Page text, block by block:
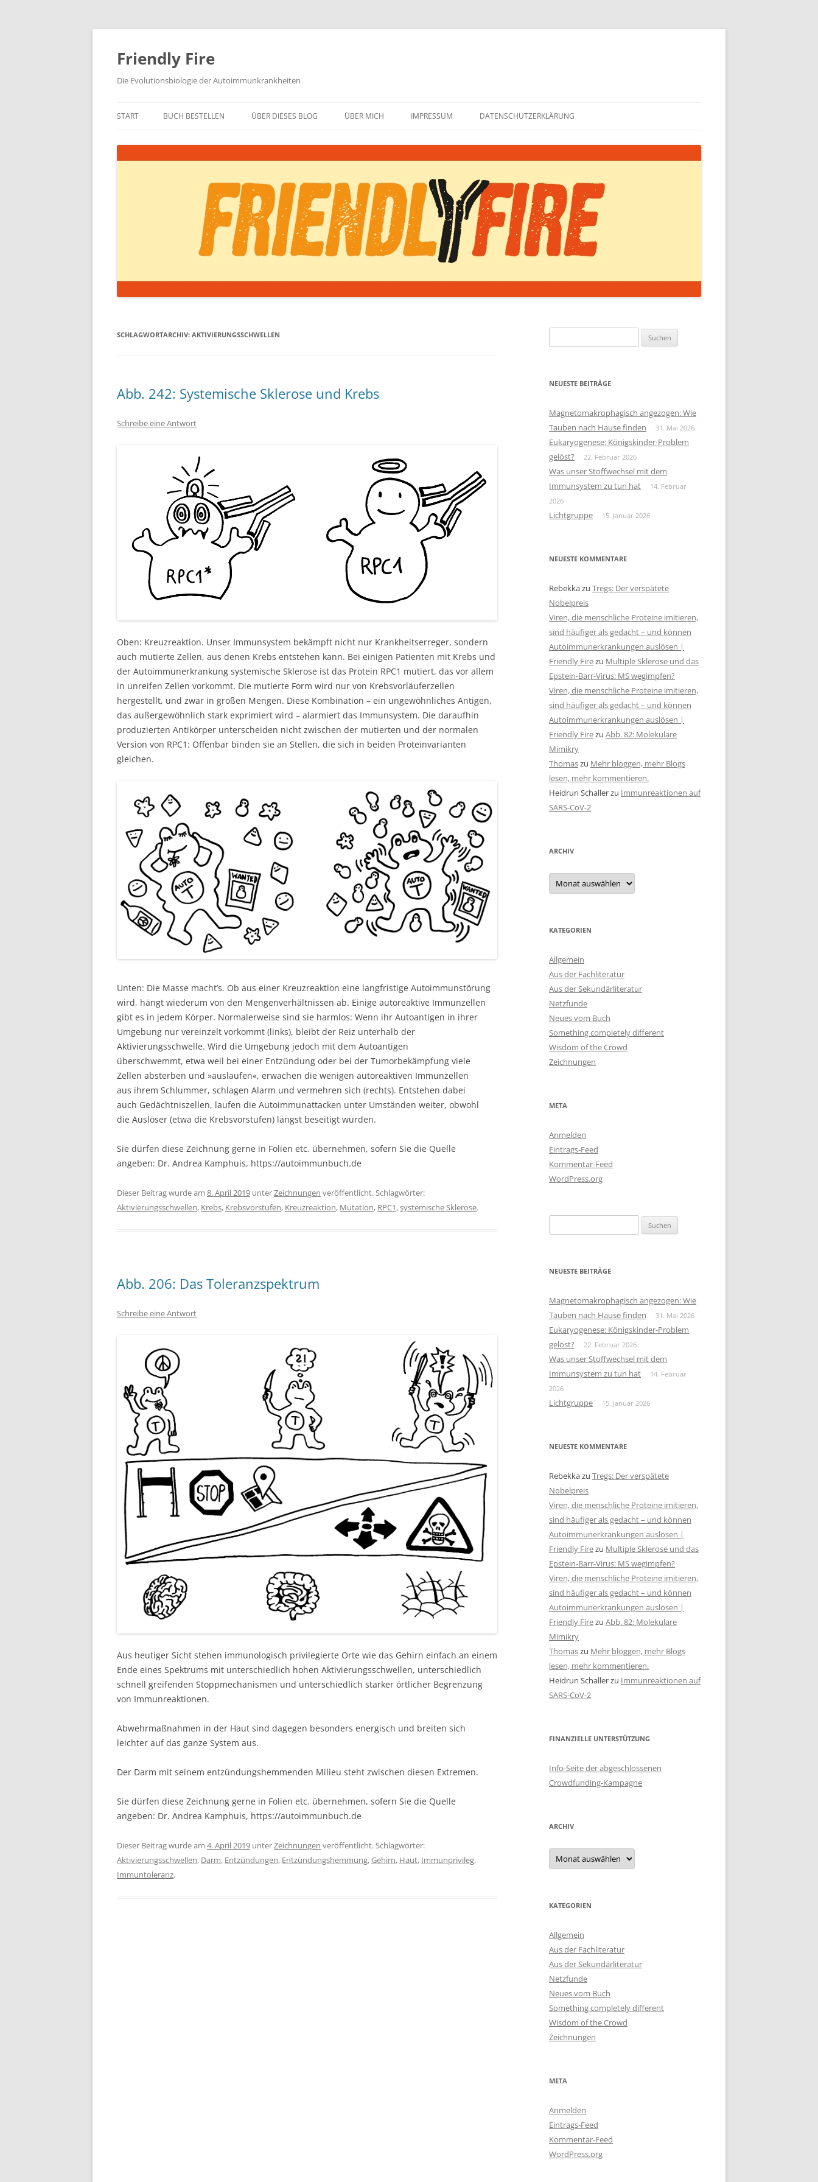
Zum
springen
Friendly Fire
Die Evolutionsbiologie der Autoimmunkrankheiten
START BUCH BESTELLEN ÜBER DIESES BLOG ÜBER MICH IMPRESSUM DATENSCHUTZERKLÄRUNG
SCHLAGWORTARCHIV: AKTIVIERUNGSSCHWELLEN
Abb. 242: Systemische Sklerose und Krebs
Schreibe eine Antwort
Oben: Kreuzreaktion. Unser Immunsystem bekämpft nicht nur Krankheitserreger, sondern
auch mutierte Zellen, aus denen Krebs entstehen kann. Bei einigen Patienten mit Krebs und
der Autoimmunerkrankung systemische Sklerose ist das Protein RPC1 mutiert, das vor allem
in unreifen Zellen vorkommt. Die mutierte Form wird nur von Krebsvorläuferzellen
hergestellt, und zwar in großen Mengen. Diese Kombination – ein ungewöhnliches Antigen,
das außergewöhnlich stark exprimiert wird – alarmiert das Immunsystem. Die daraufhin
produzierten Antikörper unterscheiden nicht zwischen der mutierten und der normalen
Version von RPC1: Offenbar binden sie an Stellen, die sich in beiden Proteinvarianten
gleichen.
Unten: Die Masse macht’s. Ob aus einer Kreuzreaktion eine langfristige Autoimmunstörung
wird, hängt wiederum von den Mengenverhältnissen ab. Einige autoreaktive Immunzellen
gibt es in jedem Körper. Normalerweise sind sie harmlos: Wenn ihr Autoantigen in ihrer
Umgebung nur vereinzelt vorkommt (links), bleibt der Reiz unterhalb der
Aktivierungsschwelle. Wird die Umgebung jedoch mit dem Autoantigen
überschwemmt, etwa weil bei einer Entzündung oder bei der Tumorbekämpfung viele
Zellen absterben und »auslaufen«, erwachen die wenigen autoreaktiven Immunzellen
aus ihrem Schlummer, schlagen Alarm und vermehren sich (rechts). Entstehen dabei
auch Gedächtniszellen, laufen die Autoimmunattacken unter Umständen weiter, obwohl
die Auslöser (etwa die Krebsvorstufen) längst beseitigt wurden.
Sie dürfen diese Zeichnung gerne in Folien etc. übernehmen, sofern Sie die Quelle
angeben: Dr. Andrea Kamphuis, https://autoimmunbuch.de
Dieser Beitrag wurde am 8. April 2019 unterZeichnungen veröffentlicht. Schlagwörter:
Aktivierungsschwellen, Krebs, Krebsvorstufen, Kreuzreaktion, Mutation, RPC1,systemische Sklerose.
Abb. 206: Das Toleranzspektrum
Schreibe eine Antwort
Aus heutiger Sicht stehen immunologisch privilegierte Orte wie das Gehirn einfach an einem
Ende eines Spektrums mit unterschiedlich hohen Aktivierungsschwellen, unterschiedlich
schnell greifenden Stoppmechanismen und unterschiedlich starker örtlicher Begrenzung
von Immunreaktionen.
Abwehrmaßnahmen in der Haut sind dagegen besonders energisch und breiten sich
leichter auf das ganze System aus.
Der Darm mit seinem entzündungshemmenden Milieu steht zwischen diesen Extremen.
Sie dürfen diese Zeichnung gerne in Folien etc. übernehmen, sofern Sie die Quelle
angeben: Dr. Andrea Kamphuis, https://autoimmunbuch.de
Dieser Beitrag wurde am 4. April 2019 unterZeichnungen veröffentlicht. Schlagwörter:
Aktivierungsschwellen, Darm, Entzündungen, Entzündungshemmung,Gehirn, Haut, Immunprivileg,
Immuntoleranz.
nach:
NEUESTE BEITRÄGE
Magnetomakrophagisch angezogen: Wie
Tauben nach Hause finden
31. Mai 2026
Eukaryogenese: Königskinder-Problem
gelöst?
22. Februar 2026
Was unser Stoffwechsel mit dem
Immunsystem zu tun hat
14. Februar
2026
Lichtgruppe 15. Januar 2026
NEUESTE KOMMENTARE
Rebekkazu Tregs: Der verspätete
Nobelpreis
Viren, die menschliche Proteine imitieren,
sind häufiger als gedacht – und können
Autoimmunerkrankungen auslösen |
Friendly Firezu Multiple Sklerose und das
Epstein-Barr-Virus: MS wegimpfen?
Viren, die menschliche Proteine imitieren,
sind häufiger als gedacht – und können
Autoimmunerkrankungen auslösen |
Friendly Firezu Abb. 82: Molekulare
Mimikry
Thomaszu Mehr bloggen, mehr Blogs
lesen, mehr kommentieren.
Heidrun Schallerzu Immunreaktionen auf
SARS-CoV-2
ARCHIV
Archiv
KATEGORIEN
Allgemein
Aus der Fachliteratur
Aus der Sekundärliteratur
Netzfunde
Neues vom Buch
Something completely different
Wisdom of the Crowd
Zeichnungen
META
Anmelden
Eintrags-Feed
Kommentar-Feed
WordPress.org
nach:
NEUESTE BEITRÄGE
Magnetomakrophagisch angezogen: Wie
Tauben nach Hause finden
31. Mai 2026
Eukaryogenese: Königskinder-Problem
gelöst?
22. Februar 2026
Was unser Stoffwechsel mit dem
Immunsystem zu tun hat
14. Februar
2026
Lichtgruppe 15. Januar 2026
NEUESTE KOMMENTARE
Rebekkazu Tregs: Der verspätete
Nobelpreis
Viren, die menschliche Proteine imitieren,
sind häufiger als gedacht – und können
Autoimmunerkrankungen auslösen |
Friendly Firezu Multiple Sklerose und das
Epstein-Barr-Virus: MS wegimpfen?
Viren, die menschliche Proteine imitieren,
sind häufiger als gedacht – und können
Autoimmunerkrankungen auslösen |
Friendly Firezu Abb. 82: Molekulare
Mimikry
Thomaszu Mehr bloggen, mehr Blogs
lesen, mehr kommentieren.
Heidrun Schallerzu Immunreaktionen auf
SARS-CoV-2
FINANZIELLE UNTERSTÜTZUNG
Info-Seite der abgeschlossenen
Crowdfunding-Kampagne
ARCHIV
Archiv
KATEGORIEN
Allgemein
Aus der Fachliteratur
Aus der Sekundärliteratur
Netzfunde
Neues vom Buch
Something completely different
Wisdom of the Crowd
Zeichnungen
META
Anmelden
Eintrags-Feed
Kommentar-Feed
WordPress.org